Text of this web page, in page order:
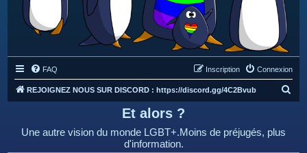
FAQ Connexion
Inscription
REJOIGNEZ NOUS SUR DISCORD : https://discord.gg/4C2Bvub
Et alors ?
Une autre vision du monde LGBT+.Moins de préjugés, plus
d'information.